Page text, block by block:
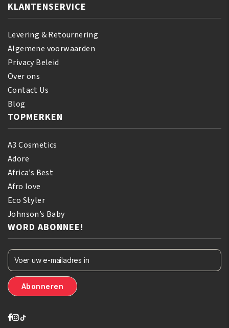
KLANTENSERVICE
Levering & Retournering
Algemene voorwaarden
Privacy Beleid
Over ons
Contact Us
Blog
TOPMERKEN
A3 Cosmetics
Adore
Africa’s Best
Afro love
Eco Styler
Johnson’s Baby
WORD ABONNEE!